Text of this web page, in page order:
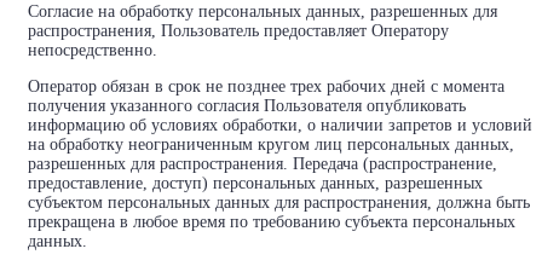
Согласие на обработку персональных данных, разрешенных для
распространения, Пользователь предоставляет Оператору
непосредственно.
Оператор обязан в срок не позднее трех рабочих дней с момента
получения указанного согласия Пользователя опубликовать
информацию об условиях обработки, о наличии запретов и условий
на обработку неограниченным кругом лиц персональных данных,
разрешенных для распространения. Передача (распространение,
предоставление, доступ) персональных данных, разрешенных
субъектом персональных данных для распространения, должна быть
прекращена в любое время по требованию субъекта персональных
данных.